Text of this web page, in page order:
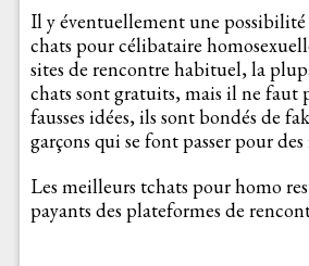
Il y éventuellement une possibilité
chats pour célibataire
sites de rencontre habituel, la
chats sont gratuits, mais il ne faut
fausses idées, ils sont bondés de
garçons qui se font passer pour
Les meilleurs tchats pour homo
payants des plateformes de